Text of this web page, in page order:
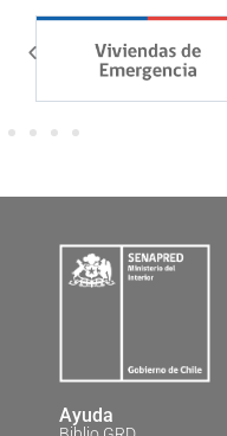
Ayuda